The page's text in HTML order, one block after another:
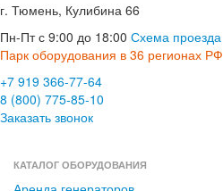
г. Тюмень, Кулибина 66
Пн-Пт с 9:00 до 18:00 Схема проезда
Парк оборудования в 36 регионах РФ
+7 919 366-77-64
8 (800) 775-85-10
Заказать звонок
КАТАЛОГ ОБОРУДОВАНИЯ